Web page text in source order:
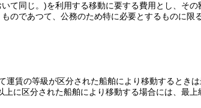
いて同じ。)を利用する移動に要する費用とし、その
のであつて、公務のため特に必要とするものに限
運賃の等級が区分された船舶により移動するとき
上に区分された船舶により移動する場合には、最上